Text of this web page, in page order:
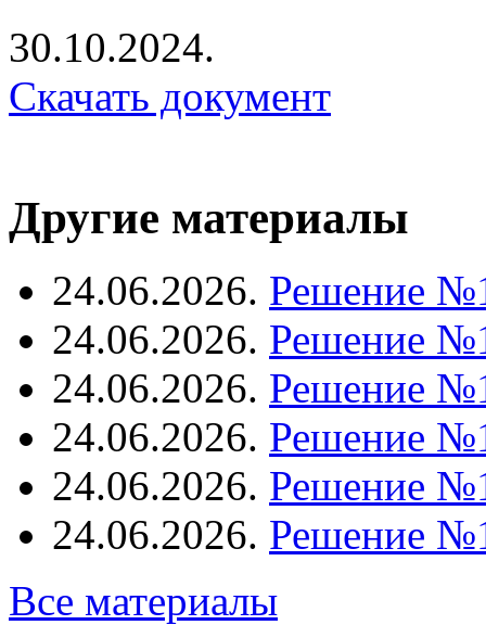
30.10.2024.
Скачать документ
Другие материалы
24.06.2026. Решение
24.06.2026. Решение
24.06.2026. Решение
24.06.2026. Решение
24.06.2026. Решение
24.06.2026. Решение
Все материалы